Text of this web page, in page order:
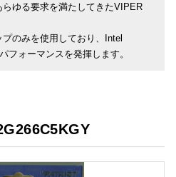
ゆる要求を満たしてきたVIPER
のみを使用しており、Intel
フォーマンスを発揮します。